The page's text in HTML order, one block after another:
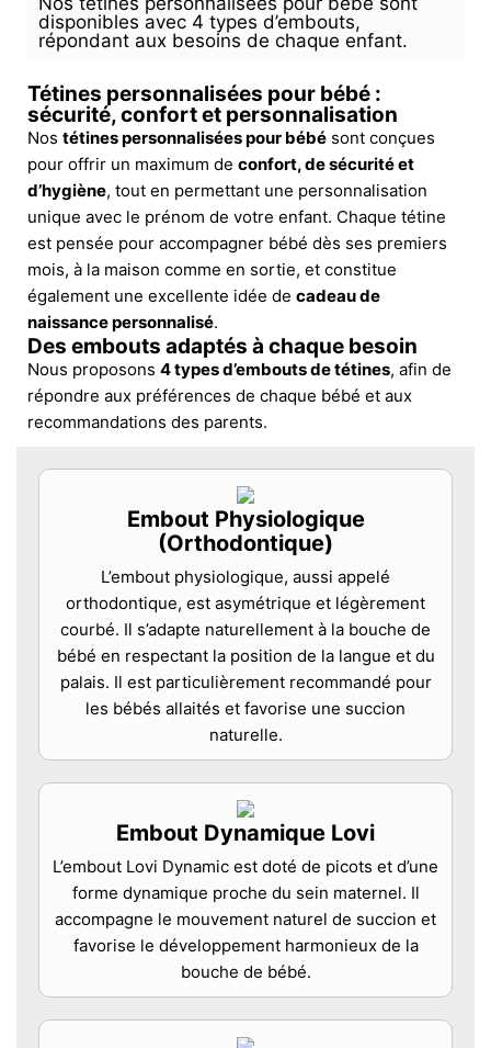
disponibles avec 4 types d’embouts,
répondant aux besoins de chaque enfant.
Tétines personnalisées pour bébé :
sécurité, confort et personnalisation
Nos tétines personnalisées pour bébé sont conçues
pour offrir un maximum de confort, de sécurité et
d’hygiène, tout en permettant une personnalisation
unique avec le prénom de votre enfant. Chaque tétine
est pensée pour accompagner bébé dès ses premiers
mois, à la maison comme en sortie, et constitue
également une excellente idée de cadeau de
naissance personnalisé.
Des embouts adaptés à chaque besoin
Nous proposons 4 types d’embouts de tétines, afin de
répondre aux préférences de chaque bébé et aux
recommandations des parents.
Embout Physiologique
(Orthodontique)
L’embout physiologique, aussi appelé
orthodontique, est asymétrique et légèrement
courbé. Il s’adapte naturellement à la bouche de
bébé en respectant la position de la langue et du
palais. Il est particulièrement recommandé pour
les bébés allaités et favorise une succion
naturelle.
Embout Dynamique Lovi
L’embout Lovi Dynamic est doté de picots et d’une
forme dynamique proche du sein maternel. Il
accompagne le mouvement naturel de succion et
favorise le développement harmonieux de la
bouche de bébé.